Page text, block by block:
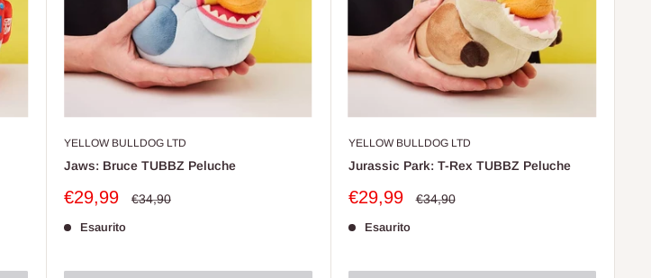
YELLOW BULLDOG LTD
Jaws: Bruce TUBBZ Peluche
Prezzo
€29,99 Prezzo
€34,90
Esaurito
YELLOW BULLDOG LTD
Jurassic Park: T-Rex TUBBZ Peluche
Prezzo
€29,99 Prezzo
€34,90
Esaurito